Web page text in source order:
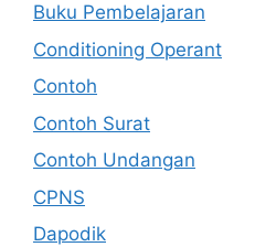
Buku Pembelajaran
Conditioning Operant
Contoh
Contoh Surat
Contoh Undangan
CPNS
Dapodik